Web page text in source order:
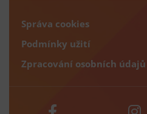
Správa cookies
Podmínky užití
Zpracování osobních údajů